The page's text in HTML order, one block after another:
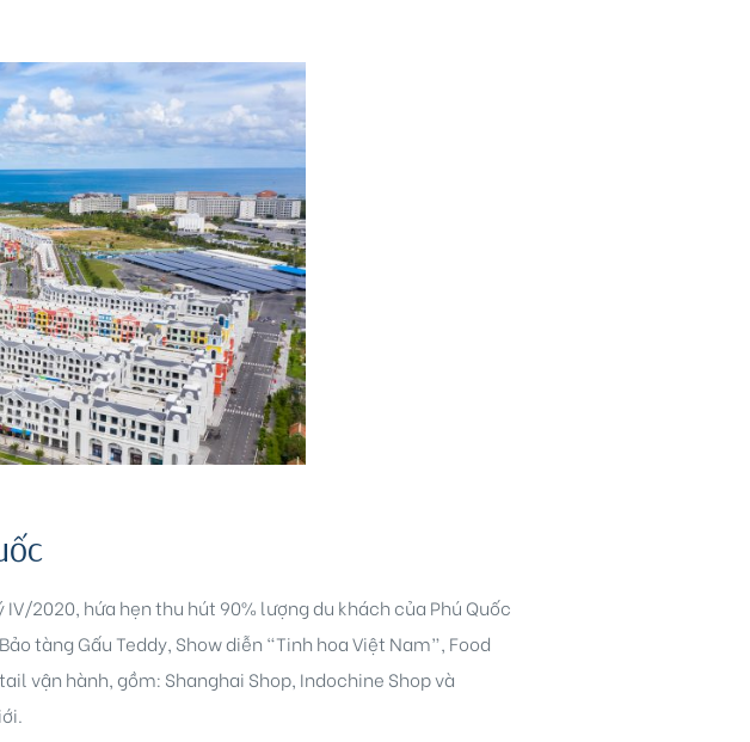
2020, hứa hẹn thu hút 90% lượng du khách của Phú Quốc
tàng Gấu Teddy, Show diễn “Tinh hoa Việt Nam”, Food
vận hành, gồm: Shanghai Shop, Indochine Shop và